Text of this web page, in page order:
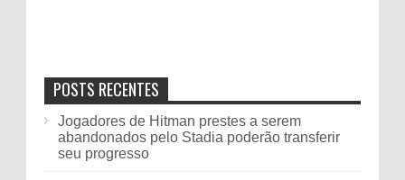
POSTS RECENTES
Jogadores de Hitman prestes a serem
abandonados pelo Stadia poderão transferir
seu progresso